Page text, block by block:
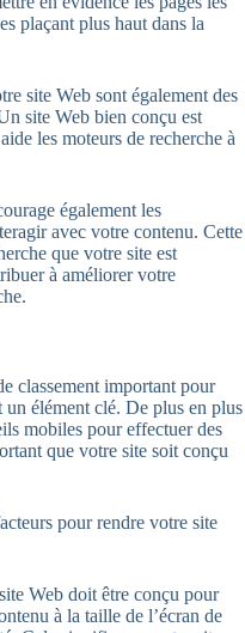
plaçant plus haut dans la
site Web sont également des
site Web bien conçu est
les moteurs de recherche à
également les
avec votre contenu. Cette
que votre site est
à améliorer votre
classement important pour
élément clé. De plus en plus
mobiles pour effectuer des
que votre site soit conçu
pour rendre votre site
Web doit être conçu pour
à la taille de l’écran de